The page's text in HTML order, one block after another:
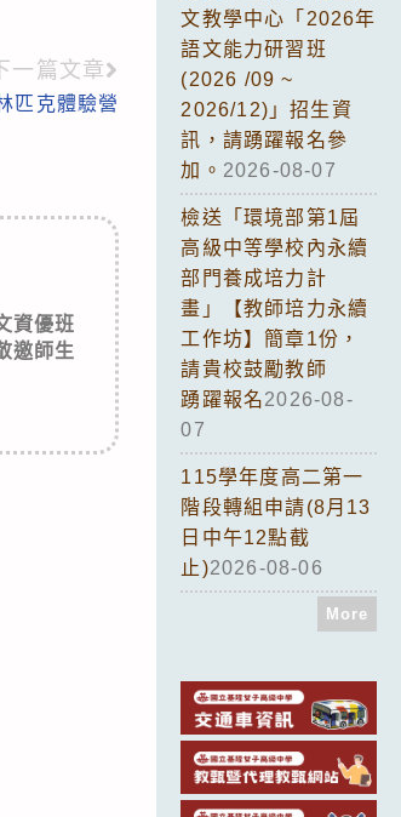
一篇文章
匹克體驗營
資優班
邀師生
文教學中心「2026年
語文能力研習班
(2026 /09 ~
2026/12)」招生資
訊，請踴躍報名參
加。 2026-08-07
檢送「環境部第1屆
高級中等學校內永續
部門養成培力計
畫」【教師培力永續
工作坊】簡章1份，
請貴校鼓勵教師
踴躍報名2026-08-
07
115學年度高二第一
階段轉組申請(8月13
日中午12點截
止)2026-08-06
More